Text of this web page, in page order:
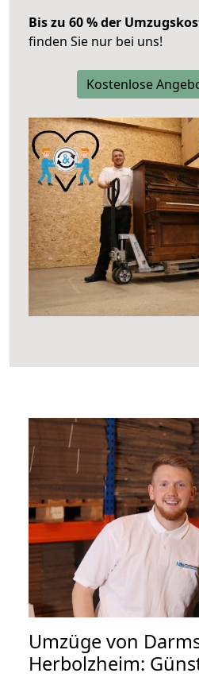
Bis zu 60 % der
finden Sie nur bei uns!
Kostenlose
Umzüge von
Herbolzheim: